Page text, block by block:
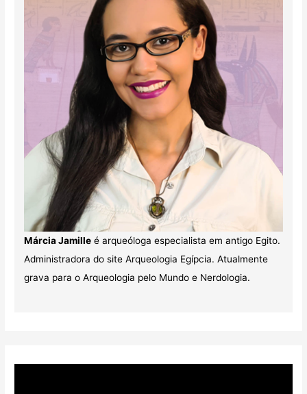
Márcia Jamilleé arqueóloga especialista em antigo Egito.
Administradora do site Arqueologia Egípcia. Atualmente
grava para o Arqueologia pelo Mundo e Nerdologia.